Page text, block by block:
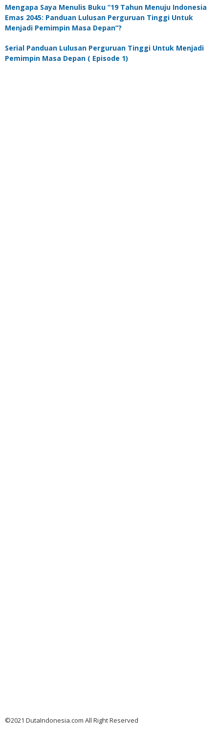
Mengapa Saya Menulis Buku “19 Tahun Menuju Indonesia
Emas 2045: Panduan Lulusan Perguruan Tinggi Untuk
Menjadi Pemimpin Masa Depan”?
Serial Panduan Lulusan Perguruan Tinggi Untuk Menjadi
Pemimpin Masa Depan ( Episode 1)
©2021 DutaIndonesia.com All Right Reserved